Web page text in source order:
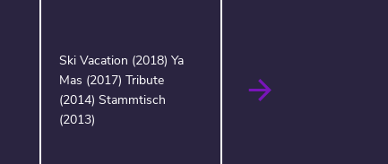
Ski Vacation (2018) Ya
Mas (2017) Tribute
(2014) Stammtisch
(2013)